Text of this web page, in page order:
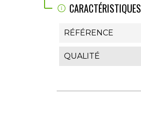
CARACTÉRISTIQUES
RÉFÉRENCE
QUALITÉ